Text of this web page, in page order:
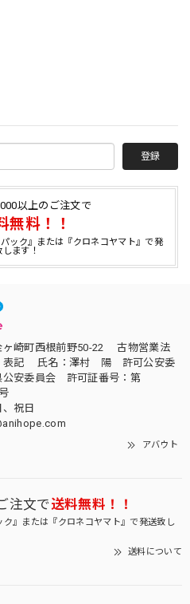
登録
以上のご注文で
無料！！
ック』または『クロネコヤマト』で発
します！
ヶ崎町西根前野50-22 古物営業法
表記 氏名：澤村 陽 許可公安委
公安委員会 許可証番号：第
祝日
アバウト
注文で送料無料！！
』または『クロネコヤマト』で発送致し
送料について